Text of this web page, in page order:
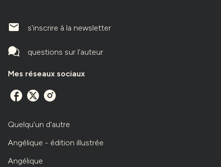
mailIcone
s'inscrire à la newsletter
questions sur l'auteur
Mes réseaux sociaux
Quelqu'un d'autre
Angélique - édition illustrée
Angélique